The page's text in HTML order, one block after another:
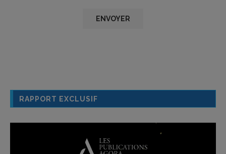
RAPPORT EXCLUSIF